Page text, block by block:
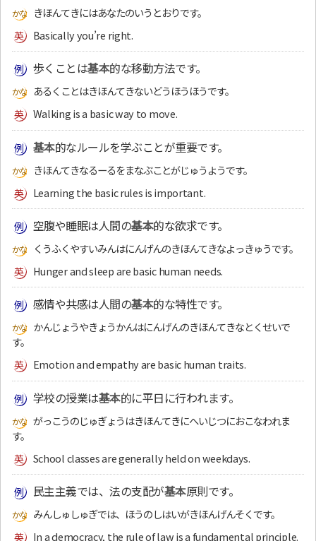
きほんてきにはあなたのいうとおりです。
Basically you’re right.
歩くことは基本的な移動方法です。
あるくことはきほんてきないどうほうほうです。
Walking is a basic way to move.
基本的なルールを学ぶことが重要です。
きほんてきなるーるをまなぶことがじゅうようです。
Learning the basic rules is important.
空腹や睡眠は人間の基本的な欲求です。
くうふくやすいみんはにんげんのきほんてきなよっきゅうです。
Hunger and sleep are basic human needs.
感情や共感は人間の基本的な特性です。
かんじょうやきょうかんはにんげんのきほんてきなとくせいで
す。
Emotion and empathy are basic human traits.
学校の授業は基本的に平日に行われます。
がっこうのじゅぎょうはきほんてきにへいじつにおこなわれま
す。
School classes are generally held on weekdays.
民主主義では、法の支配が基本原則です。
みんしゅしゅぎでは、ほうのしはいがきほんげんそくです。
In a democracy, the rule of law is a fundamental principle.